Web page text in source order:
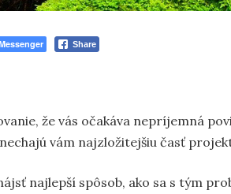
Share
že vás očakáva nepríjemná
vám najzložitejšiu časť
najlepší spôsob, ako sa s tým